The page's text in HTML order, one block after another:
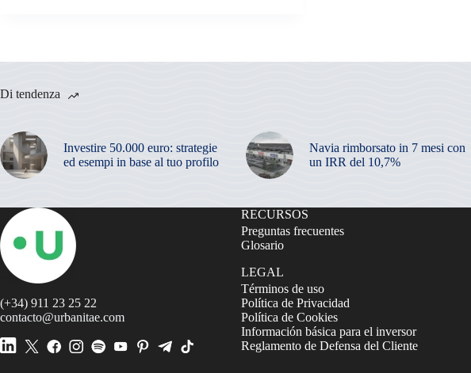
Di tendenza
Investire 50.000 euro: strategie
ed esempi in base al tuo profilo
Navia rimborsato in 7 mesi con
un IRR del 10,7%
(+34) 911 23 25 22
contacto@urbanitae.com
RECURSOS
Preguntas frecuentes
Glosario
LEGAL
Términos de uso
Política de Privacidad
Política de Cookies
Información básica para el inversor
Reglamento de Defensa del Cliente